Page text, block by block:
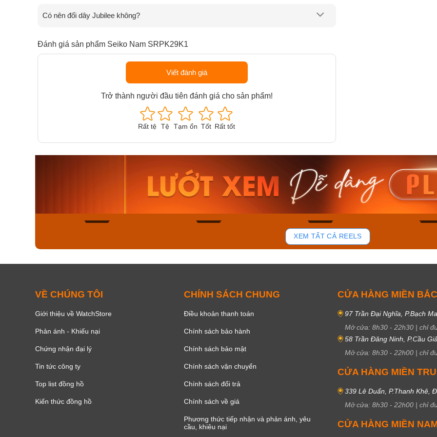
Có nên đổi dây Jubilee không?
Đánh giá sản phẩm Seiko Nam SRPK29K1
Viết đánh giá
Trở thành người đầu tiên đánh giá cho sản phẩm!
Rất tệ Tệ Tạm ổn Tốt Rất tốt
Casio Nam MTS-
115D-1AVDF
2.823.000₫
2.399.550₫
Mua ngay
37
Casio Nam MTS-
RS100L-1AVDF
4.276.000₫
3.634.600₫
Casio
230EL-
Mua
XEM TẤT CẢ REELS
VỀ CHÚNG TÔI
Giới thiệu về WatchStore
Phản ánh - Khiếu nại
Chứng nhận đại lý
Tin tức công ty
Top list đồng hồ
Kiến thức đồng hồ
CHÍNH SÁCH CHUNG
Điều khoản thanh toán
Chính sách bảo hành
Chính sách bảo mật
Chính sách vận chuyển
Chính sách đổi trả
Chính sách về giá
Phương thức tiếp nhận và phản ánh, yêu
cầu, khiêu nại
CỬA HÀNG MIỀN BẮC
97 Trần Đại Nghĩa, P.Bạch
Mở cửa: 8h30 - 22h30 | chỉ
58 Trần Đăng Ninh, P.Cầu
Mở cửa: 8h30 - 22h00 | chỉ
CỬA HÀNG MIỀN
339 Lê Duẩn, P.Thanh Khê,
Mở cửa: 8h30 - 22h00 | chỉ
CỬA HÀNG MIỀN